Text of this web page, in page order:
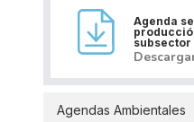
Agenda
Agendas Ambientales